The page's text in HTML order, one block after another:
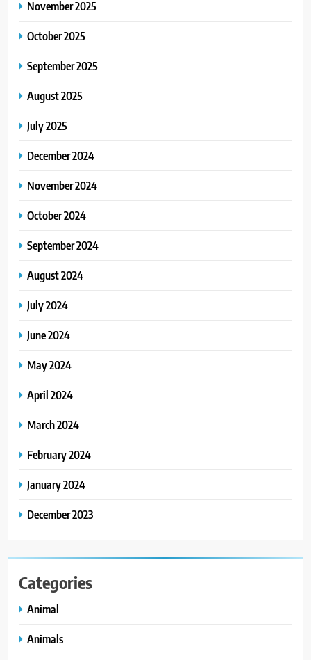
November 2025
October 2025
September 2025
August 2025
July 2025
December 2024
November 2024
October 2024
September 2024
August 2024
July 2024
June 2024
May 2024
April 2024
March 2024
February 2024
January 2024
December 2023
Categories
Animal
Animals